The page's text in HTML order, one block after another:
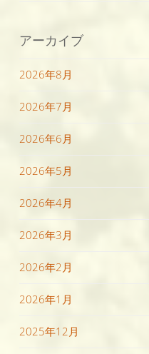
アーカイブ
2026年8月
2026年7月
2026年6月
2026年5月
2026年4月
2026年3月
2026年2月
2026年1月
2025年12月